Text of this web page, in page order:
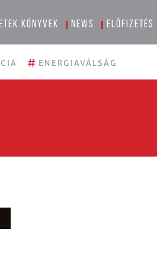
könyvek News Előfizetés
# ENERGIAVÁLSÁG